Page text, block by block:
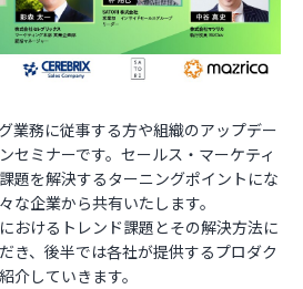
業務に従事する方や組織のアップデー
セミナーです。セールス・マーケティ
題を解決するターニングポイントにな
な企業から共有いたします。
おけるトレンド課題とその解決方法に
き、後半では各社が提供するプロダク
介していきます。